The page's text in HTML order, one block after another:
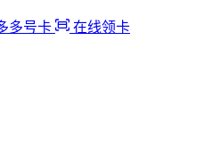
多号卡 在线领卡